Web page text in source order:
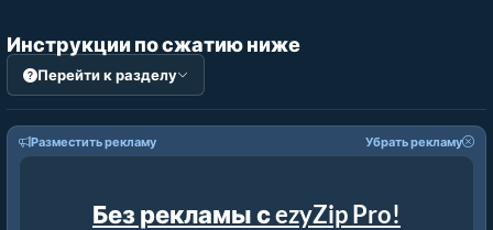
Инструкции по сжатию ниже
Перейти к разделу
Разместить рекламу Убрать рекламу
Без рекламы с ezyZip Pro!